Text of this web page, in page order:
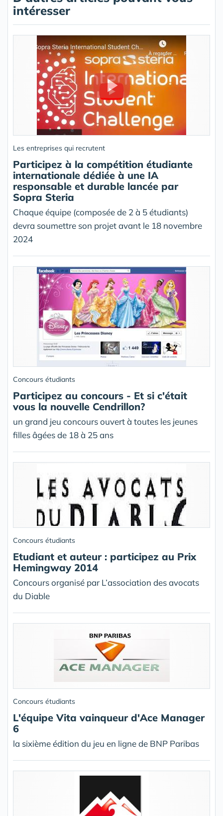
intéresser
Les entreprises qui recrutent
Participez à la compétition étudiante
internationale dédiée à une IA
responsable et durable lancée par
Sopra Steria
Chaque équipe (composée de 2 à 5 étudiants)
devra soumettre son projet avant le 18 novembre
2024
Concours étudiants
Participez au concours - Et si c'était
vous la nouvelle Cendrillon?
un grand jeu concours ouvert à toutes les jeunes
filles âgées de 18 à 25 ans
Concours étudiants
Etudiant et auteur : participez au Prix
Hemingway 2014
Concours organisé par L’association des avocats
du Diable
Concours étudiants
L'équipe Vita vainqueur d'Ace Manager
6
la sixième édition du jeu en ligne de BNP Paribas